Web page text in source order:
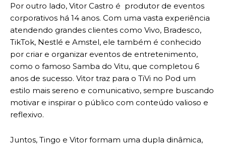
Por outro lado, Vitor Castro é produtor de eventos
corporativos há 14 anos. Com uma vasta experiência
atendendo grandes clientes como Vivo, Bradesco,
TikTok, Nestlé e Amstel, ele também é conhecido
por criar e organizar eventos de entretenimento,
como o famoso Samba do Vitu, que completou 6
anos de sucesso. Vitor traz para o TiVi no Pod um
estilo mais sereno e comunicativo, sempre buscando
motivar e inspirar o público com conteúdo valioso e
reflexivo.
Juntos, Tingo e Vitor formam uma dupla dinâmica,